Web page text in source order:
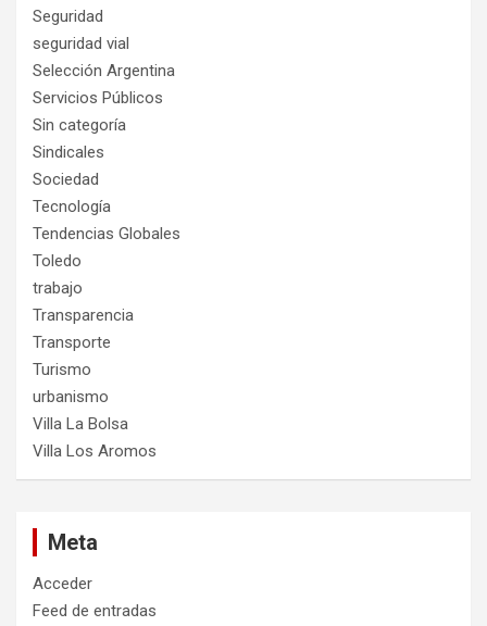
Seguridad
seguridad vial
Selección Argentina
Servicios Públicos
Sin categoría
Sindicales
Sociedad
Tecnología
Tendencias Globales
Toledo
trabajo
Transparencia
Transporte
Turismo
urbanismo
Villa La Bolsa
Villa Los Aromos
Meta
Acceder
Feed de entradas